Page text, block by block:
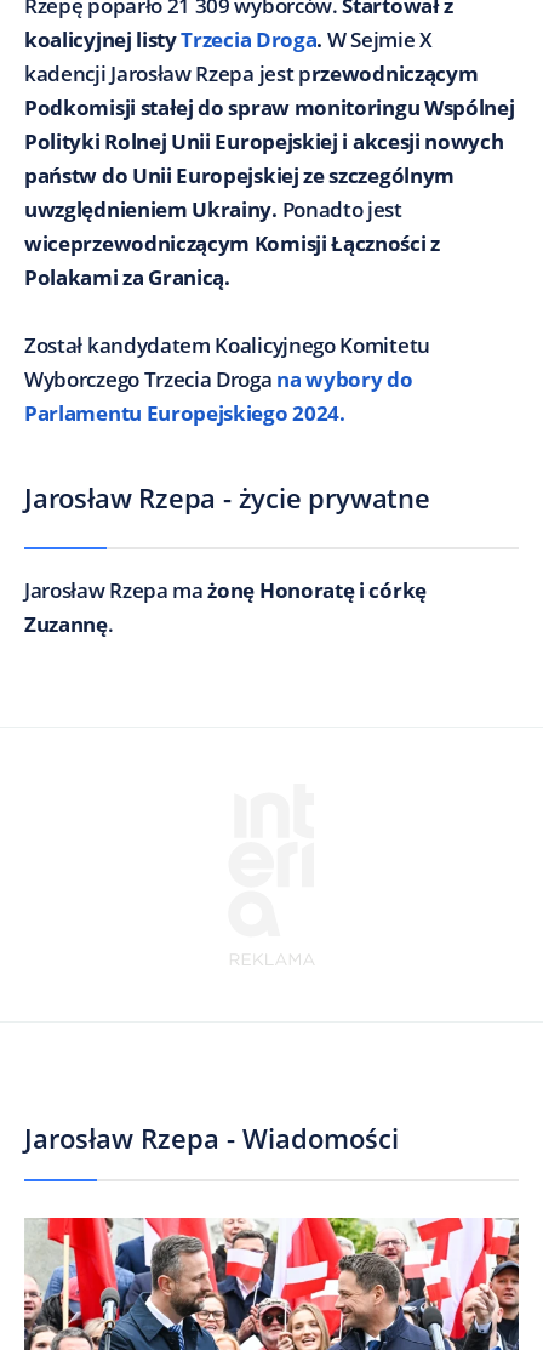
Rzepę poparło 21 309 wyborców.Startował z
koalicyjnej listyTrzecia Droga. W Sejmie X
kadencji Jarosław Rzepa jest przewodniczącym
Podkomisji stałej do spraw monitoringu Wspólnej
Polityki Rolnej Unii Europejskiej i akcesji nowych
państw do Unii Europejskiej ze szczególnym
uwzględnieniem Ukrainy. Ponadto jest
wiceprzewodniczącym Komisji Łączności z
Polakami za Granicą.
Został kandydatem Koalicyjnego Komitetu
Wyborczego Trzecia Droga na wybory do
Parlamentu Europejskiego 2024.
Jarosław Rzepa - życie prywatne
Jarosław Rzepa mażonę Honoratę i córkę
Zuzannę.
Jarosław Rzepa - Wiadomości